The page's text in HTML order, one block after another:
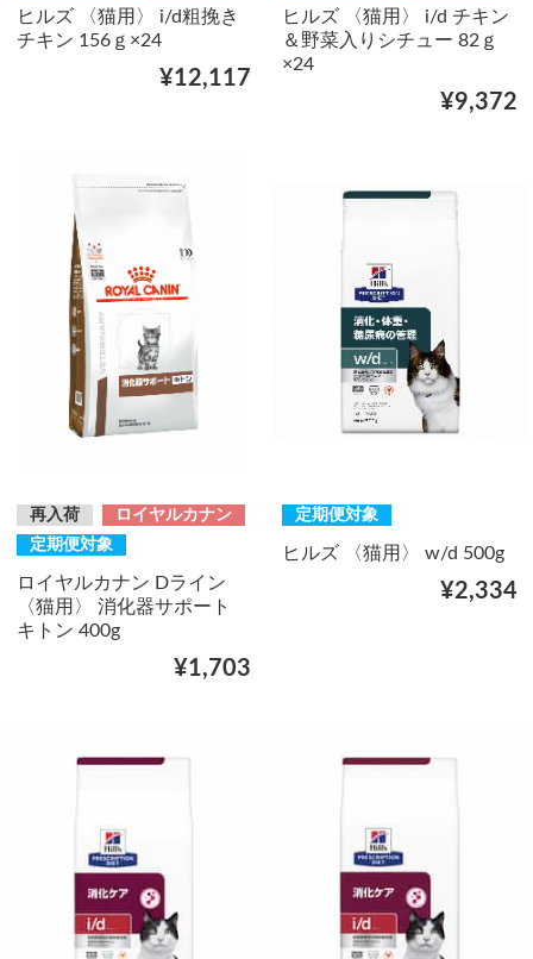
ヒルズ 〈猫用〉 i/d粗挽き
チキン 156ｇ×24
¥12,117
ヒルズ 〈猫用〉 i/d チキン
＆野菜入りシチュー 82ｇ
×24
¥9,372
再入荷
ロイヤルカナン
定期便対象
ロイヤルカナン Dライン
〈猫用〉 消化器サポート
キトン 400g
¥1,703
定期便対象
ヒルズ 〈猫用〉 w/d 500g
¥2,334